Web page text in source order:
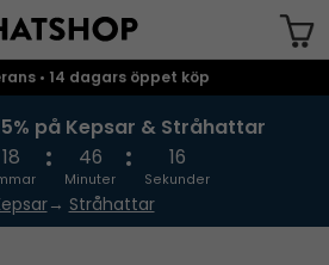
• 14 dagars öppet köp
på Kepsar & Stråhattar
18 46
Minuter
16
Sekunder
→ Stråhattar